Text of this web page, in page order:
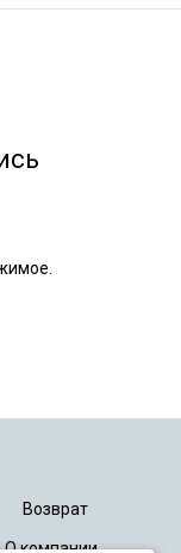
Возврат
О компании